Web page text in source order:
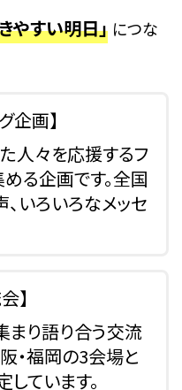
やすい明日」 につな
企画】
人々を応援するフ
る企画です。全国
いろいろなメッセ
】
まり語り合う交流
・福岡の3会場と
ています。